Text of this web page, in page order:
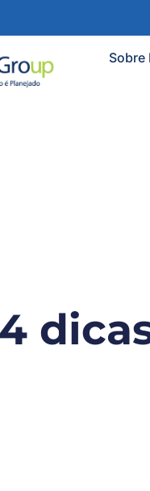
Sobre
4